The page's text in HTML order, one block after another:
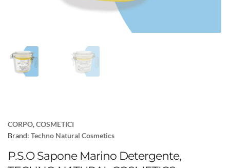
CORPO,COSMETICI
Brand: Techno Natural Cosmetics
P.S.O Sapone Marino Detergente,